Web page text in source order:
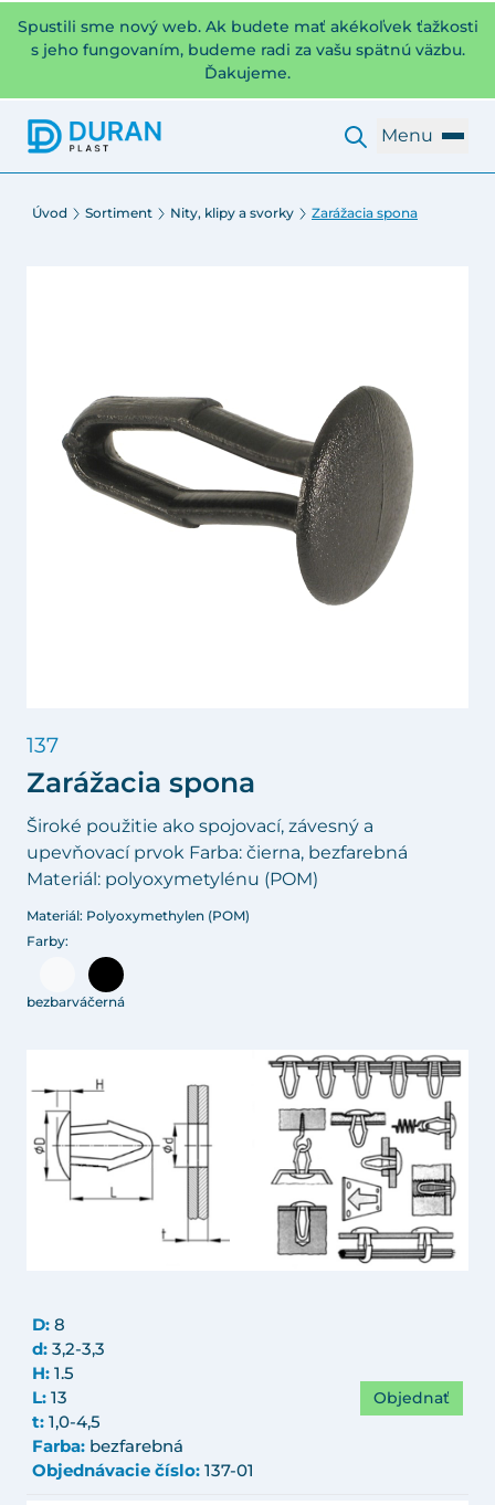
Spustili sme nový web. Ak budete mať akékoľvek ťažkosti
s jeho fungovaním, budeme radi za vašu spätnú väzbu.
Ďakujeme.
Menu
Úvod Sortiment Nity, klipy a svorky Zarážacia spona
137
Zarážacia spona
Široké použitie ako spojovací, závesný a
upevňovací prvok Farba: čierna, bezfarebná
Materiál: polyoxymetylénu (POM)
Materiál: Polyoxymethylen (POM)
Farby:
bezbarváčerná
D: 8
d: 3,2-3,3
H: 1.5
L: 13
t: 1,0-4,5
Farba: bezfarebná
Objednávacie číslo: 137-01
Objednať